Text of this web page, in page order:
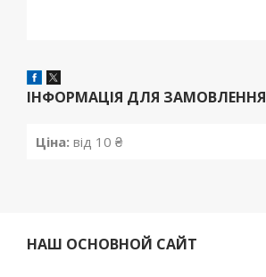
ІНФОРМАЦІЯ ДЛЯ ЗАМОВЛЕННЯ
Ціна: від 10 ₴
НАШ ОСНОВНОЙ САЙТ